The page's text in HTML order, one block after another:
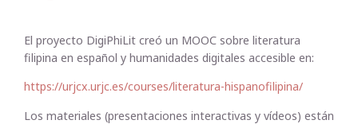
El proyecto DigiPhiLit creó un MOOC sobre literatura
filipina en español y humanidades digitales accesible en:
https://urjcx.urjc.es/courses/literatura-hispanofilipina/
Los materiales (presentaciones interactivas y vídeos) están